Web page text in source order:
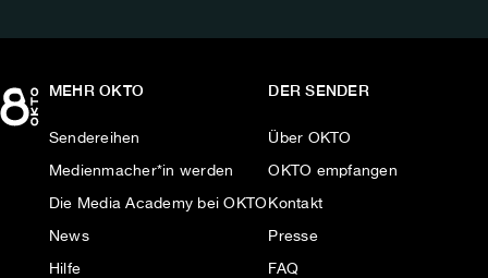
MEHR OKTO
Sendereihen
Medienmacher*in werden
Die Media Academy bei OKTO
News
Hilfe
DER SENDER
Über OKTO
OKTO empfangen
Kontakt
Presse
FAQ